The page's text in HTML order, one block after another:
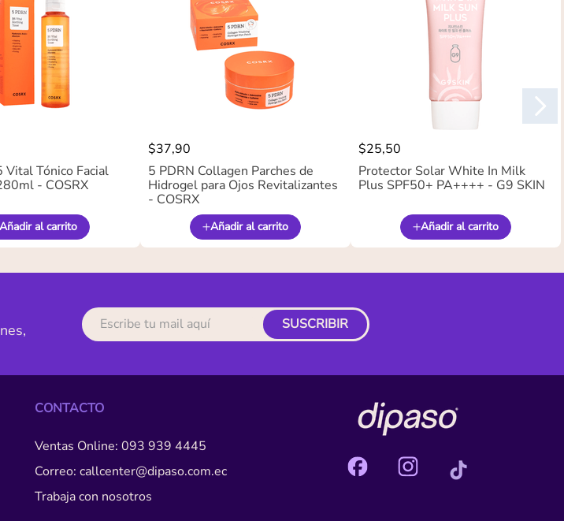
Vital Tónico Facial
- COSRX
Añadir al carrito
$37,90
5 PDRN Collagen Parches de
Hidrogel para Ojos Revitalizantes
- COSRX
Añadir al carrito
$25,50
Protector Solar White In Milk
Plus SPF50+ PA++++ - G9 SKIN
Añadir al carrito
SUSCRIBIR
CONTACTO
Ventas Online: 093 939 4445
Correo: callcenter@dipaso.com.ec
Trabaja con nosotros